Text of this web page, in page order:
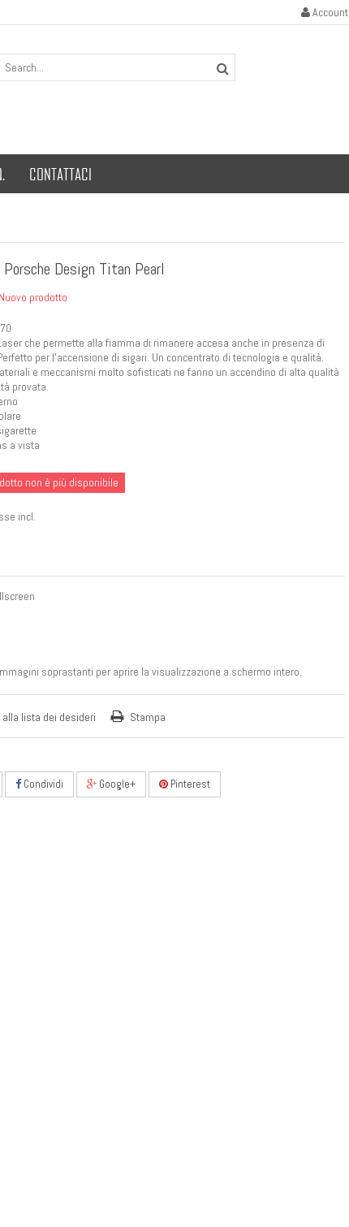
Account
CONTATTACI
Porsche Design Titan Pearl
Nuovo prodotto
che permette alla fiamma di rimanere accesa anche in presenza di
per l'accensione di sigari. Un concentrato di tecnologia e qualità.
e meccanismi molto sofisticati ne fanno un accendino di alta qualità
provata.
a vista
non è più disponibile
incl.
soprastanti per aprire la visualizzazione a schermo intero.
alla lista dei desideri Stampa
Condividi Google+ Pinterest